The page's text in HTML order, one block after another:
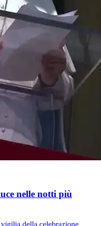
nelle notti più
della celebrazione